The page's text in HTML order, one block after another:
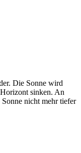
Die Sonne wird
sinken. An
nicht mehr tiefer